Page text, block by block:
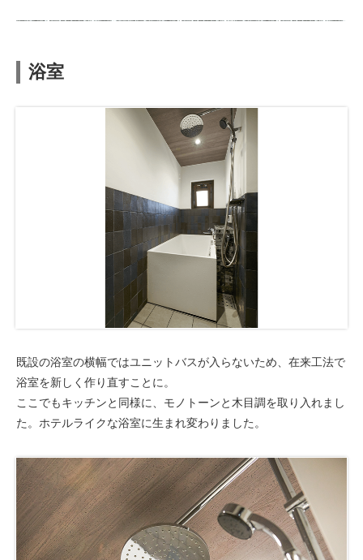
浴室
既設の浴室の横幅ではユニットバスが入らないため、在来工法で
浴室を新しく作り直すことに。
ここでもキッチンと同様に、モノトーンと木目調を取り入れまし
た。ホテルライクな浴室に生まれ変わりました。